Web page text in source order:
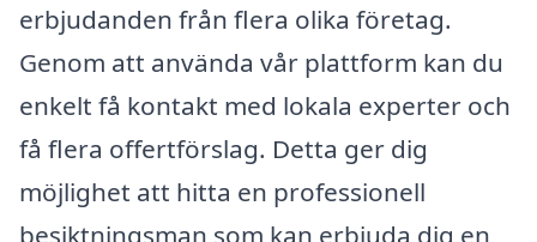
erbjudanden från flera olika företag.
Genom att använda vår plattform kan du
enkelt få kontakt med lokala experter och
få flera offertförslag. Detta ger dig
möjlighet att hitta en professionell
besiktningsman som kan erbjuda dig en